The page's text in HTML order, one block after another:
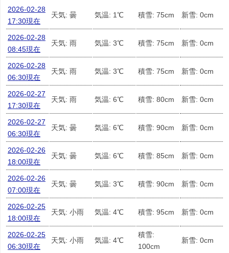
2026-02-28
17:30現在
天気: 曇 気温: 1℃ 積雪: 75cm 新雪: 0cm
2026-02-28
08:45現在
天気: 雨 気温: 3℃ 積雪: 75cm 新雪: 0cm
2026-02-28
06:30現在
天気: 雨 気温: 3℃ 積雪: 75cm 新雪: 0cm
2026-02-27
17:30現在
天気: 雨 気温: 6℃ 積雪: 80cm 新雪: 0cm
2026-02-27
06:30現在
天気: 曇 気温: 6℃ 積雪: 90cm 新雪: 0cm
2026-02-26
18:00現在
天気: 曇 気温: 6℃ 積雪: 85cm 新雪: 0cm
2026-02-26
07:00現在
天気: 曇 気温: 3℃ 積雪: 90cm 新雪: 0cm
2026-02-25
18:00現在
天気: 小雨 気温: 4℃ 積雪: 95cm 新雪: 0cm
2026-02-25
06:30現在
天気: 小雨 気温: 4℃
積雪:
100cm
新雪: 0cm